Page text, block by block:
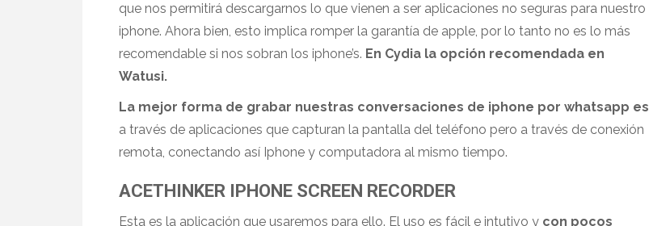
que nos permitirá descargarnos lo que vienen a ser aplicaciones no seguras para nuestro
iphone. Ahora bien, esto implica romper la garantía de apple, por lo tanto no es lo más
recomendable si nos sobran los iphone’s. En Cydia la opción recomendada en
Watusi.
La mejor forma de grabar nuestras conversaciones de iphone por whatsapp es
a través de aplicaciones que capturan la pantalla del teléfono pero a través de conexión
remota, conectando así Iphone y computadora al mismo tiempo.
ACETHINKER IPHONE SCREEN RECORDER
Esta es la aplicación que usaremos para ello. El uso es fácil e intutivo y con pocos